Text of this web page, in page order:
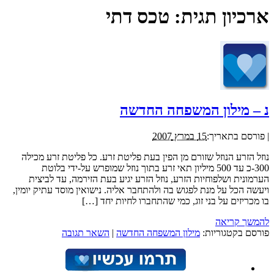
ארכיון תגית: טכס דתי
נ – מילון המשפחה החדשה
| פורסם בתאריך:15 במרץ 2007
נוזל הזרע הנוזל שזורם מן הפין בעת פליטת זרע. כל פליטת זרע מכילה
300-כ עד 500 מיליון תאי זרע בתוך נוזל שמופרש על-ידי בלוטת
הערמונית ושלפוחיות הזרע, נוזל הזרע יגיע בעת הזירמה, עד לביצית
ויעשה הכל על מנת לפגוש בה ולהתחבר אליה. נישואין מוסד עתיק יומין,
בו מכריזים על בני זוג, כמי שהתחברו לחיות יחד […]
להמשך קריאה
פורסם בקטגוריות: מילון המשפחה החדשה | השאר תגובה